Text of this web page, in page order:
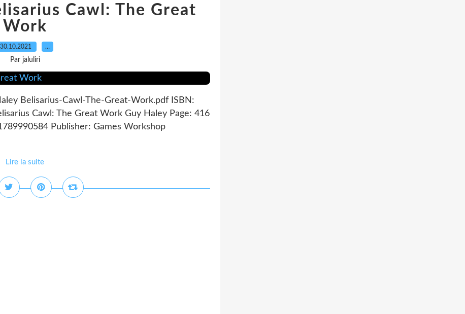
Cawl: The Great
Work
30.10.2021 …
Par jaluliri
Belisarius-Cawl-The-Great-Work.pdf ISBN:
Cawl: The Great Work Guy Haley Page: 416
Publisher: Games Workshop
Lire la suite